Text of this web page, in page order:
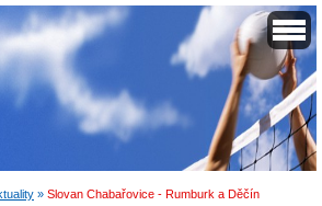
» Slovan Chabařovice - Rumburk a Děčín